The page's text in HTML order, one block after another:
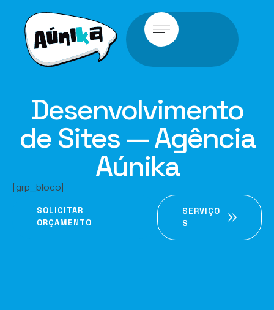
Desenvolvimento
de Sites — Agência
Aúnika
[grp_bloco]
SOLICITAR
ORÇAMENTO
SERVIÇO
S